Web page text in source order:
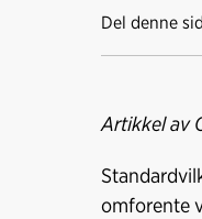
Del denne
Artikkel av
omforente